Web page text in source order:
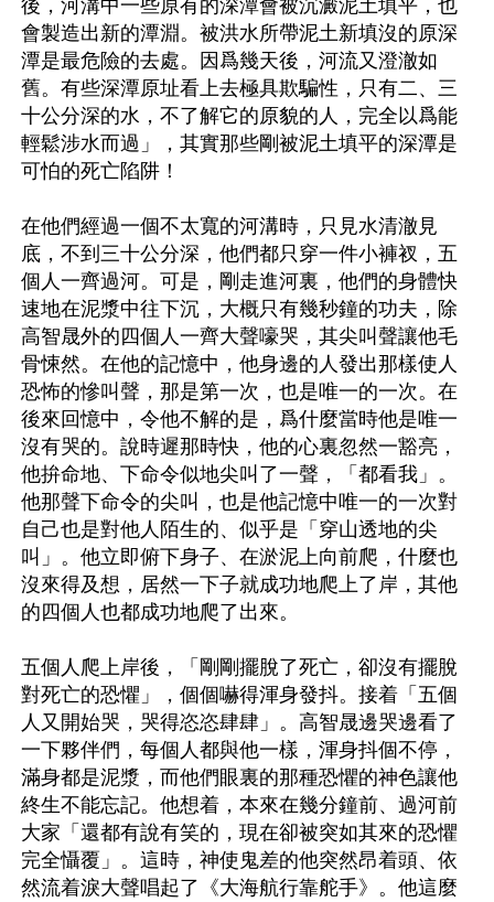
後，河溝中一些原有的深潭會被沉澱泥土填平，也
會製造出新的潭淵。被洪水所帶泥土新填沒的原深
潭是最危險的去處。因爲幾天後，河流又澄澈如
舊。有些深潭原址看上去極具欺騙性，只有二、三
十公分深的水，不了解它的原貌的人，完全以爲能
輕鬆涉水而過」，其實那些剛被泥土填平的深潭是
可怕的死亡陷阱！
在他們經過一個不太寬的河溝時，只見水清澈見
底，不到三十公分深，他們都只穿一件小褲衩，五
個人一齊過河。可是，剛走進河裏，他們的身體快
速地在泥漿中往下沉，大概只有幾秒鐘的功夫，除
高智晟外的四個人一齊大聲嚎哭，其尖叫聲讓他毛
骨悚然。在他的記憶中，他身邊的人發出那樣使人
恐怖的慘叫聲，那是第一次，也是唯一的一次。在
後來回憶中，令他不解的是，爲什麼當時他是唯一
沒有哭的。說時遲那時快，他的心裏忽然一豁亮，
他拚命地、下命令似地尖叫了一聲，「都看我」。
他那聲下命令的尖叫，也是他記憶中唯一的一次對
自己也是對他人陌生的、似乎是「穿山透地的尖
叫」。他立即俯下身子、在淤泥上向前爬，什麼也
沒來得及想，居然一下子就成功地爬上了岸，其他
的四個人也都成功地爬了出來。
五個人爬上岸後，「剛剛擺脫了死亡，卻沒有擺脫
對死亡的恐懼」，個個嚇得渾身發抖。接着「五個
人又開始哭，哭得恣恣肆肆」。高智晟邊哭邊看了
一下夥伴們，每個人都與他一樣，渾身抖個不停，
滿身都是泥漿，而他們眼裏的那種恐懼的神色讓他
終生不能忘記。他想着，本來在幾分鐘前、過河前
大家「還都有說有笑的，現在卻被突如其來的恐懼
完全懾覆」。這時，神使鬼差的他突然昂着頭、依
然流着淚大聲唱起了《大海航行靠舵手》。他這麼